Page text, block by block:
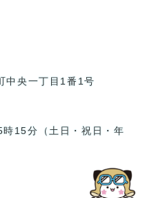
中央一丁目1番1号
15分（土日・祝日・年